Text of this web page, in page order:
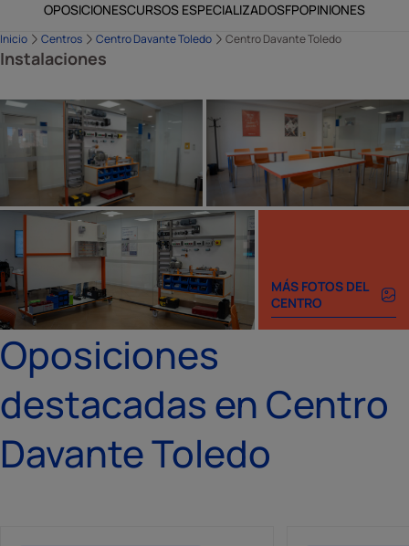
OPOSICIONESCURSOS ESPECIALIZADOSFPOPINIONES
Inicio Centros Centro Davante Toledo Centro Davante Toledo
Instalaciones
MÁS FOTOS DEL
CENTRO
Oposiciones
destacadas en Centro
Davante Toledo